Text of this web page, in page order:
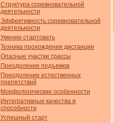
Структура соревновательной
деятельности
Эффективность соревновательной
деятельности
Умение стартовать
Техника прохождения дистанции
Опасные участки трассы
Преодоление подъемов
Преодоление естественных
препятствий
Морфологические особенности
Интегративные качества и
способности
Успешный старт